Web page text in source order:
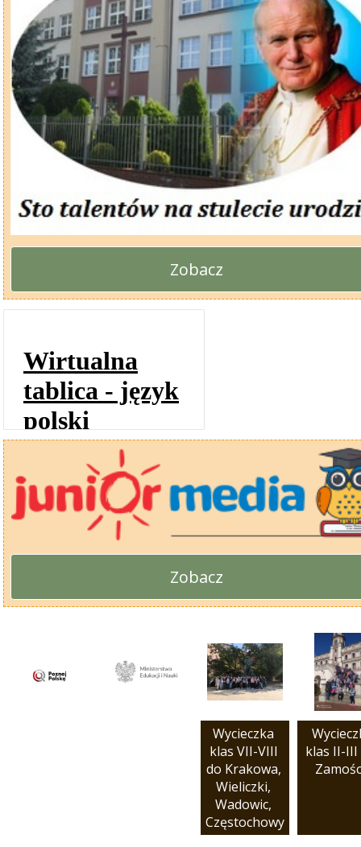
Zobacz
Zobacz
Wycieczka
klas VII-VIII
do Krakowa,
Wieliczki,
Wadowic,
Częstochowy
klas II-III